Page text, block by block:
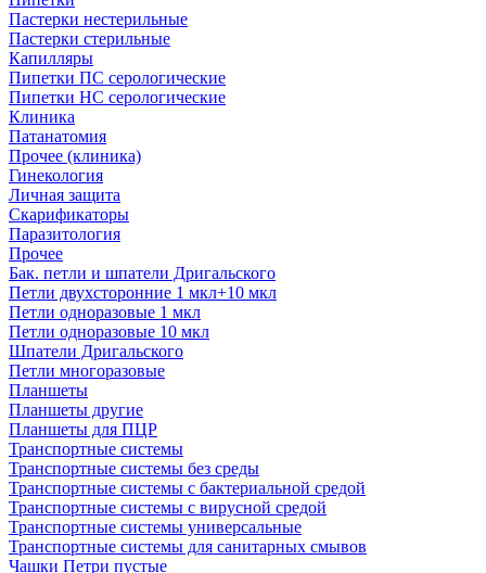
Пастерки нестерильные
Пастерки стерильные
Капилляры
Пипетки ПС серологические
Пипетки НС серологические
Клиника
Патанатомия
Прочее (клиника)
Гинекология
Личная защита
Скарификаторы
Паразитология
Прочее
Бак. петли и шпатели Дригальского
Петли двухсторонние 1 мкл+10 мкл
Петли одноразовые 1 мкл
Петли одноразовые 10 мкл
Шпатели Дригальского
Петли многоразовые
Планшеты
Планшеты другие
Планшеты для ПЦР
Транспортные системы
Транспортные системы без среды
Транспортные системы с бактериальной средой
Транспортные системы с вирусной средой
Транспортные системы универсальные
Транспортные системы для санитарных смывов
Чашки Петри пустые